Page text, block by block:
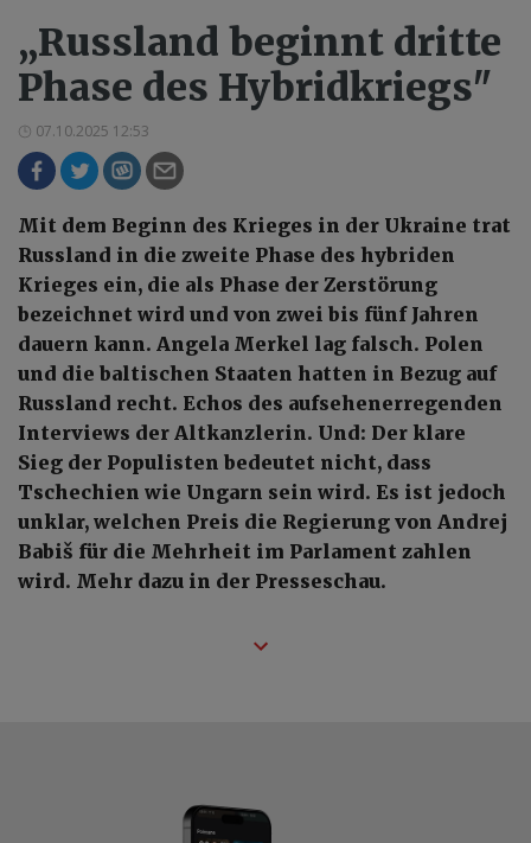
„Russland beginnt dritte
Phase des Hybridkriegs"
07.10.2025 12:53
Mit dem Beginn des Krieges in der Ukraine trat
Russland in die zweite Phase des hybriden
Krieges ein, die als Phase der Zerstörung
bezeichnet wird und von zwei bis fünf Jahren
dauern kann. Angela Merkel lag falsch. Polen
und die baltischen Staaten hatten in Bezug auf
Russland recht. Echos des aufsehenerregenden
Interviews der Altkanzlerin. Und: Der klare
Sieg der Populisten bedeutet nicht, dass
Tschechien wie Ungarn sein wird. Es ist jedoch
unklar, welchen Preis die Regierung von Andrej
Babiš für die Mehrheit im Parlament zahlen
wird. Mehr dazu in der Presseschau.